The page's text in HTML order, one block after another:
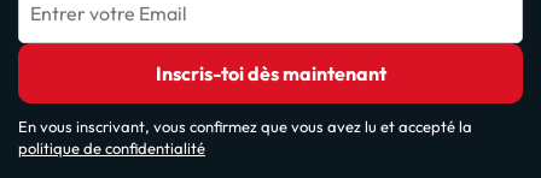
Entrer votre Email
Inscris-toi dès maintenant
En vous inscrivant, vous confirmez que vous avez lu et accepté la
politique de confidentialité